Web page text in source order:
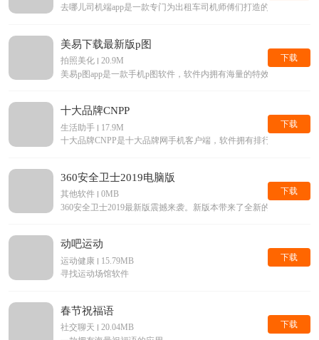
去哪儿司机端app是一款专门为出租车司机师傅们打造的手机平台
美易下载最新版p图
拍照美化
20.9M
美易p图app是一款手机p图软件，软件内拥有海量的特效滤镜等美
下载
十大品牌CNPP
生活助手
17.9M
十大品牌CNPP是十大品牌网手机客户端，软件拥有排行榜查询，
下载
360安全卫士2019电脑版
其他软件
0MB
360安全卫士2019最新版震撼来袭。新版本带来了全新的界面，和
下载
动吧运动
运动健康
15.79MB
寻找运动场馆软件
下载
春节祝福语
社交聊天
20.04MB
下载